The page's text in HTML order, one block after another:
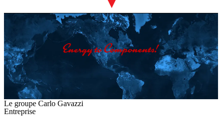
Le groupe Carlo Gavazzi
Entreprise